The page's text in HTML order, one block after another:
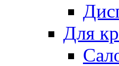
Для